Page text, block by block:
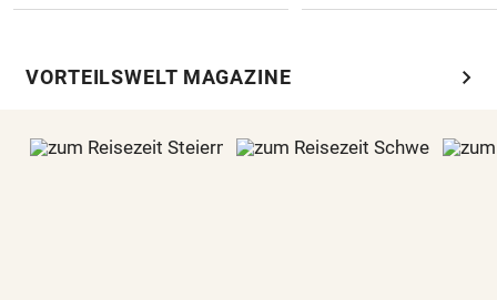
VORTEILSWELT MAGAZINE chevron_right